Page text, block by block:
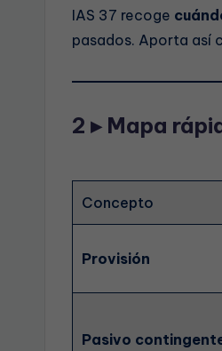
IAS 37 recoge
pasados. Aporta así
2 ▸ Mapa
Concepto
Provisión
Pasivo